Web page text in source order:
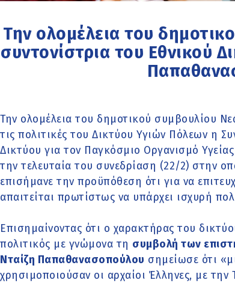
Την ολομέλεια του
συντονίστρια του Εθνικού
Την ολομέλεια του δημοτικού συμβουλίου
τις πολιτικές του Δικτύου Υγιών Πόλεων η
Δικτύου για τον Παγκόσμιο Οργανισμό
την τελευταία του συνεδρίαση (22/2) στην
επισήμανε την προϋπόθεση ότι για να
απαιτείται πρωτίστως να υπάρχει ισχυρή
Επισημαίνοντας ότι ο χαρακτήρας του
πολιτικός με γνώμονα τη συμβολή των
Νταίζη Παπαθανασοπούλου σημείωσε ότι
χρησιμοποιούσαν οι αρχαίοι Έλληνες, με την